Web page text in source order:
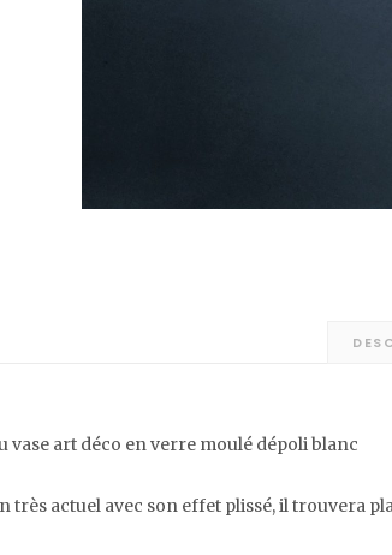
vase art déco en verre moulé dépoli blanc
très actuel avec son effet plissé, il trouvera